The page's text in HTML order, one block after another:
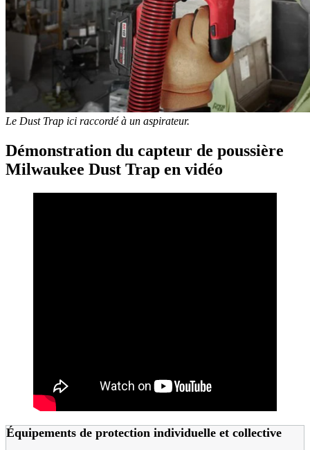
Le Dust Trap ici raccordé à un aspirateur.
Démonstration du capteur de poussière
Milwaukee Dust Trap en vidéo
Équipements de protection individuelle et collective